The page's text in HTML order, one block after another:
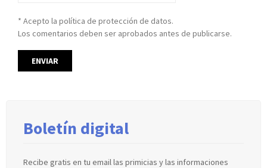
* Acepto la política de protección de datos.
Los comentarios deben ser aprobados antes de publicarse.
Boletín digital
Recibe gratis en tu email las primicias y las informaciones